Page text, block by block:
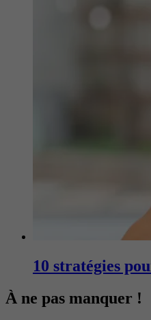
10 stratégies
À ne pas manquer !